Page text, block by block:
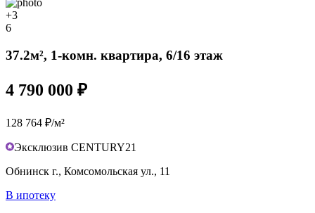
+3
6
37.2м², 1-комн. квартира, 6/16 этаж
4 790 000 ₽
128 764 ₽/м²
Эксклюзив CENTURY21
Обнинск г., Комсомольская ул., 11
В ипотеку